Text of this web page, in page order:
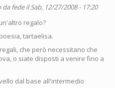
dafedeil Sab, 12/27/2008 - 17:20
regalo?
tartaelisa.
che però necessitano che
o siate disposti a venire fino a
dal base all'intermedio